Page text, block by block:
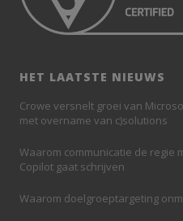
HET LAATSTE NIEUWS
Crowe versnelt groei van
met overname van c)solutions
Waarom communicatie de regie
Copilot gaat schrijven
Waarom doelgroeptargeting